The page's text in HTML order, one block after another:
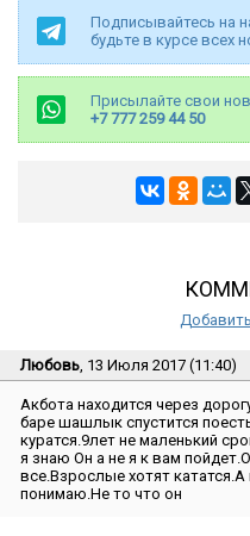
Подписывайтесь на
будьте в курсе всех
Присылайте свои
+7 777 259 44 50
Любовь, 13 Июля 2017 (11:40)
Акбота находится через
баре шашлык спустится
куратся.9лет не маленький
я знаю Он а не я к вам
все.Взрослые хотят
понимаю.Не то что он